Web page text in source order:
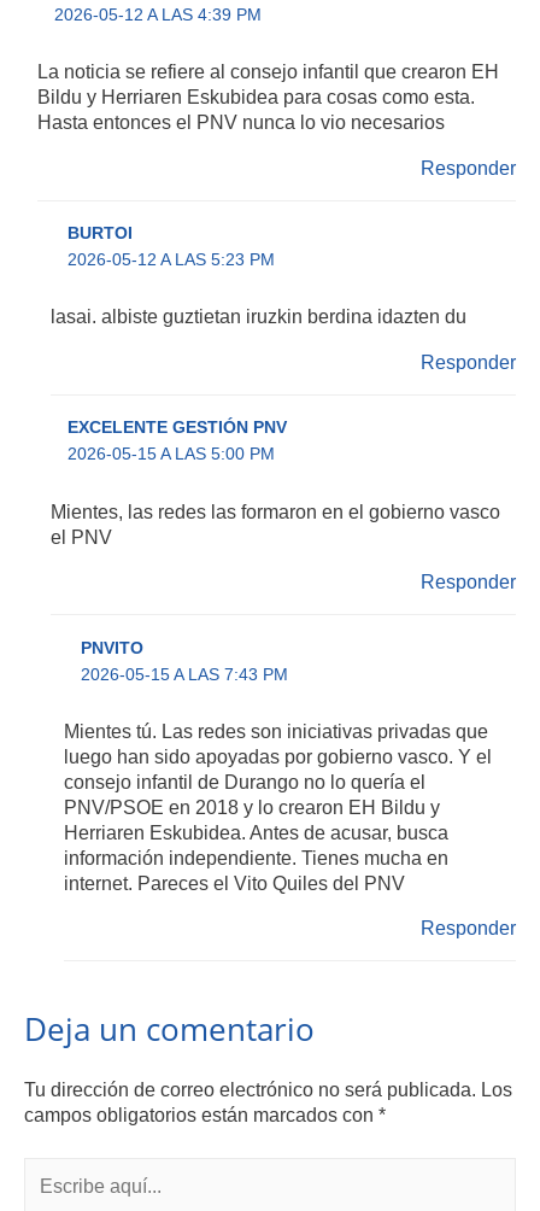
2026-05-12 A LAS 4:39 PM
La noticia se refiere al consejo infantil que crearon EH
Bildu y Herriaren Eskubidea para cosas como esta.
Hasta entonces el PNV nunca lo vio necesarios
Responder
BURTOI
2026-05-12 A LAS 5:23 PM
lasai. albiste guztietan iruzkin berdina idazten du
Responder
EXCELENTE GESTIÓN PNV
2026-05-15 A LAS 5:00 PM
Mientes, las redes las formaron en el gobierno vasco
el PNV
Responder
PNVITO
2026-05-15 A LAS 7:43 PM
Mientes tú. Las redes son iniciativas privadas que
luego han sido apoyadas por gobierno vasco. Y el
consejo infantil de Durango no lo quería el
PNV/PSOE en 2018 y lo crearon EH Bildu y
Herriaren Eskubidea. Antes de acusar, busca
información independiente. Tienes mucha en
internet. Pareces el Vito Quiles del PNV
Responder
Deja un comentario
Tu dirección de correo electrónico no será publicada. Los
campos obligatorios están marcados con *